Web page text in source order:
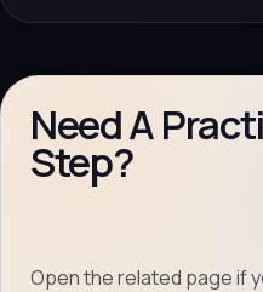
Need A
Step?
Open the related page if